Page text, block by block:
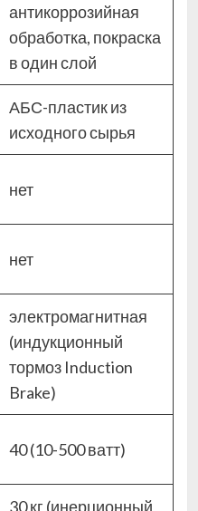
антикоррозийная
обработка, покраска
в один слой
АБС-пластик из
исходного сырья
нет
нет
электромагнитная
(индукционный
тормоз Induction
Brake)
40 (10-500 ватт)
30 кг (инерционный